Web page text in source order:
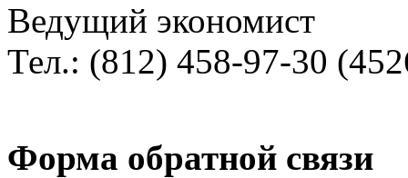
Ведущий экономист
Тел.: (812) 458-97-30
Форма обратной связи